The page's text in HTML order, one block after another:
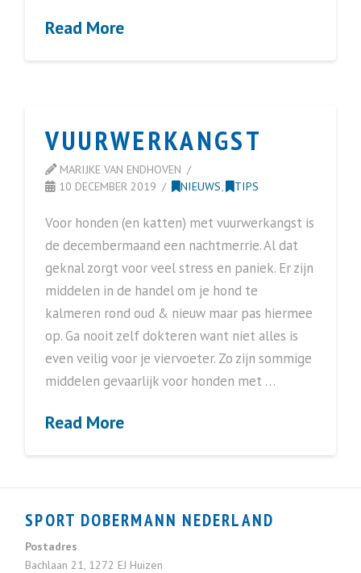
Read More
VUURWERKANGST
MARIJKE VAN ENDHOVEN
10 DECEMBER 2019
NIEUWS, TIPS
Voor honden (en katten) met vuurwerkangst is
de decembermaand een nachtmerrie. Al dat
geknal zorgt voor veel stress en paniek. Er zijn
middelen in de handel om je hond te
kalmeren rond oud & nieuw maar pas hiermee
op. Ga nooit zelf dokteren want niet alles is
even veilig voor je viervoeter. Zo zijn sommige
middelen gevaarlijk voor honden met …
Read More
SPORT DOBERMANN NEDERLAND
Postadres
Bachlaan 21, 1272 EJ Huizen